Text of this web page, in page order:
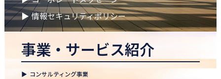
健康経営優良法人2026に認定 ― 日本電通グループの健康経営への
取り組み
2026.02.09
「すべての日本企業を世界へ」─ 日本電通株式会社、登録支援機
▶ 情報セキュリティポリシー
事業・サービス紹介
▶ コンサルティング事業